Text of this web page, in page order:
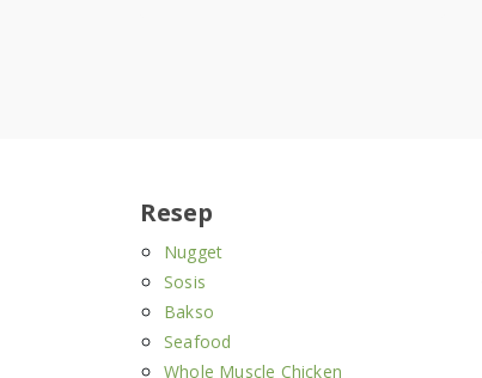
Resep
Nugget
Sosis
Bakso
Seafood
Whole Muscle Chicken